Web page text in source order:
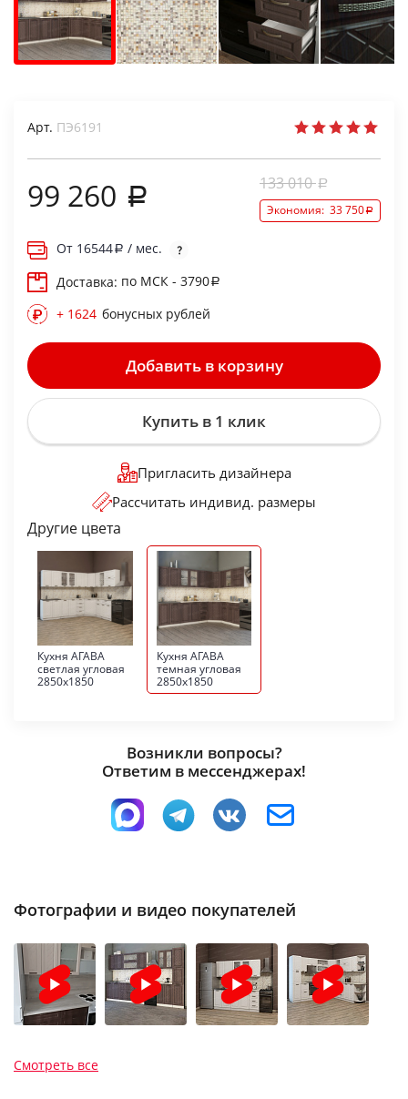
Арт. ПЭ6191
99 260 133 010
Экономия: 33 750
От 16544
/ мес.
Доставка: по МСК - 3790
+ 1624 бонусных рублей
Добавить в корзину
Купить в 1 клик
Пригласить дизайнера
Рассчитать индивид. размеры
Другие цвета
Кухня АГАВА
светлая угловая
2850х1850
Кухня АГАВА
темная угловая
2850х1850
Возникли вопросы?
Ответим в мессенджерах!
Фотографии и видео покупателей
Смотреть все